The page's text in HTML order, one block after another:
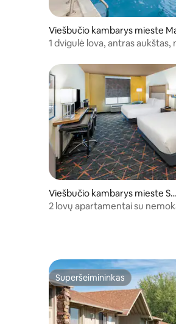
Viešbučio kambarys mieste
1 dvigulė lova, antras aukštas,
Viešbučio kambarys mieste Still
water
2 lovų apartamentai su
Superšeimininkas
Superšeimininkas